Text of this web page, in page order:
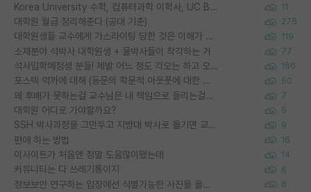
Korea University 수학, 컴퓨터과학 이학사, UC Berkeley 산업공학 대학원 공학박사가 되는 것은 쉽지 않겠죠? 11
대학원 월급 정리해준다 (공대 기준) 275
대학원생들 교수에게 가스라이팅 당한 것은 이해가 갑니다. 안타깝네요. 119
소재분야 석박사 대학원생 + 물박사들이 착각하는 거 77
석사입학예정생 분들! 제발 어느 정도 각오는 하고 오세요. 156
포스텍 억까에 대해 (동문의 학문적 아웃풋에 대한 반박) 50
왜 후배가 못하는걸 교수님은 내 책임으로 돌리는걸까요? 7
대학원 어디로 가야할까요? 5
SSH 박사과정을 그만두고 지방대 박사로 옮기면 교수의 꿈은 끝일까요? 9
편애 하는 방법 16
이사이트가 처음엔 정말 도움많이됐는데 14
커뮤니티는 다 쓰레기통이지 6
정보보안 연구하는 입장에선 식별가능한 사진을 올리는건 비추이긴함 6